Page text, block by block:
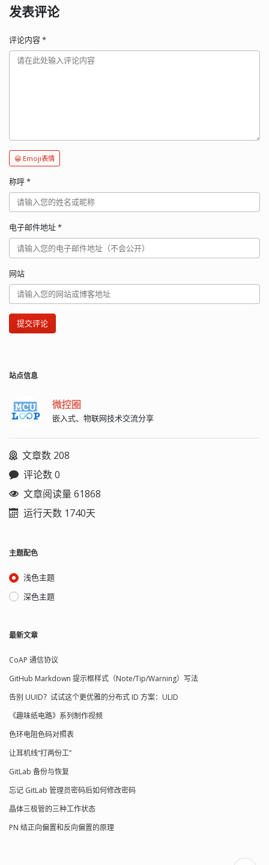
发表评论
评论内容*
😀 Emoji表情
称呼*
电子邮件地址*
网站
提交评论
站点信息
微控圈
嵌入式、物联网技术交流分享
文章数 208
评论数 0
文章阅读量 61868
运行天数 1740天
主题配色
浅色主题
深色主题
最新文章
CoAP 通信协议
GitHub Markdown 提示框样式（Note/Tip/Warning）写法
告别 UUID？试试这个更优雅的分布式 ID 方案：ULID
《趣味纸电路》系列制作视频
色环电阻色码对照表
让耳机线“打两份工”
GitLab 备份与恢复
忘记 GitLab 管理员密码后如何修改密码
晶体三极管的三种工作状态
PN 结正向偏置和反向偏置的原理